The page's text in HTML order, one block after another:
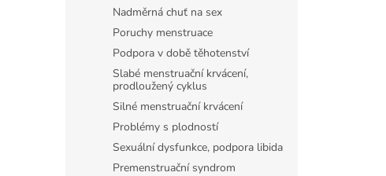
Nadměrná chuť na sex
Poruchy menstruace
Podpora v době těhotenství
Slabé menstruační krvácení,
prodloužený cyklus
Silné menstruační krvácení
Problémy s plodností
Sexuální dysfunkce, podpora libida
Premenstruační syndrom